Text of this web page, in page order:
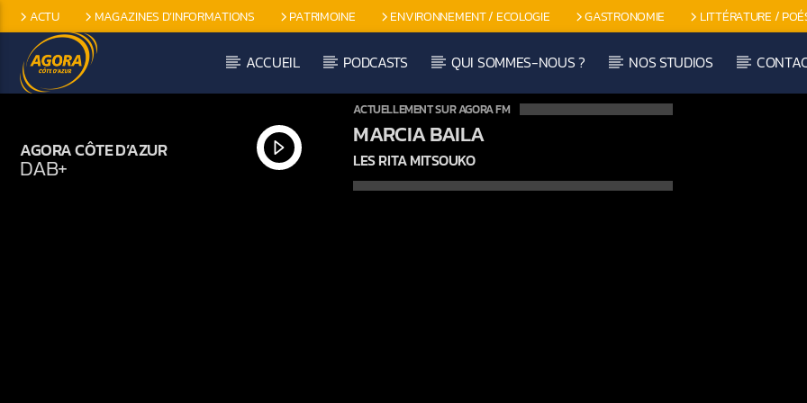
ACTU MAGAZINES D’INFORMATIONS PATRIMOINE ENVIRONNEMENT / ECOLOGIE GASTRONOMIE LITTÉRATURE /
EMISSIONS SPÉCIFIQUES
ACCUEIL PODCASTS QUI SOMMES-NOUS ? NOS STUDIOS
AGORA CÔTE D’AZUR
DAB+
ACTUELLEMENT SUR AGORA FM
MARCIA BAILA
LES RITA MITSOUKO